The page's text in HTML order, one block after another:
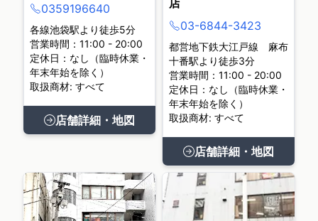
0359196640
各線池袋駅より徒歩5分
営業時間：11:00 - 20:00
定休日：なし（臨時休業・
年末年始を除く）
取扱商材: すべて
店舗詳細・地図
03-6844-3423
都営地下鉄大江戸線 麻布
十番駅より徒歩3分
営業時間：11:00 - 20:00
定休日：なし（臨時休業・
年末年始を除く）
取扱商材: すべて
店舗詳細・地図